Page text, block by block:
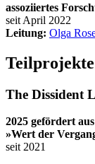
assoziiertes
seit April 2022
Leitung: Olga
Teilprojekte
The Dissident
2025 gefördert
»Wert der
seit 2021